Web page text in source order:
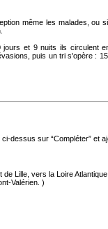
même les malades, ou
et 9 nuits ils circulent
puis un tri s'opère :
dessus sur “Compléter” et
Lille, vers la Loire Atlantique
Valérien. )